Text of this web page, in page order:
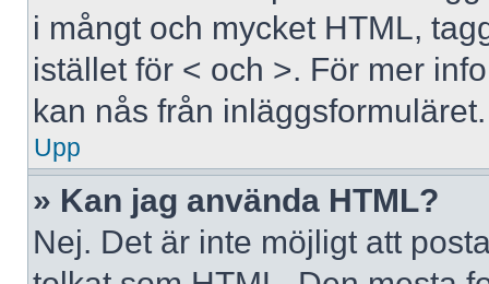
i mångt och mycket HTML,
istället för < och >. För mer
kan nås från inläggsformuläret.
Upp
» Kan jag använda HTML?
Nej. Det är inte möjligt att